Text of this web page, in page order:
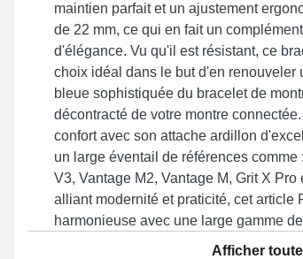
maintien parfait et un ajustement
de 22 mm, ce qui en fait un
d'élégance. Vu qu'il est résistant, ce
choix idéal dans le but d'en
bleue sophistiquée du bracelet de
décontracté de votre montre
confort avec son attache ardillon
un large éventail de références
V3, Vantage M2, Vantage M, Grit X
alliant modernité et praticité, cet article
harmonieuse avec une large gamme
Afficher